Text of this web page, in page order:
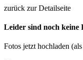
zurück zur Detailseite
Leider sind noch keine
Fotos jetzt hochladen